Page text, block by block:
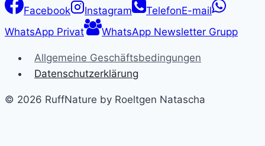
Facebook Instagram TelefonE-mail
WhatsApp Privat
WhatsApp Newsletter Grupp
Allgemeine Geschäftsbedingungen
Datenschutzerklärung
© 2026 RuffNature by Roeltgen Natascha